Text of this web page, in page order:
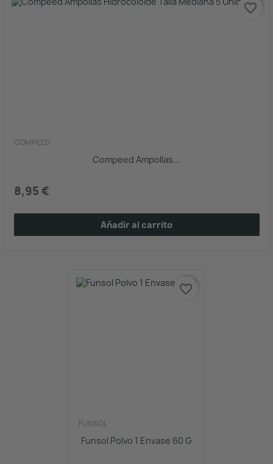
COMPEED
Compeed Ampollas...
8,95 €
Añadir al carrito
favorite_border
FUNSOL
Funsol Polvo 1 Envase 60 G
favorite_border